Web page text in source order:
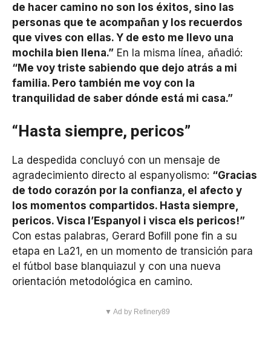
de hacer camino no son los éxitos, sino las
personas que te acompañan y los recuerdos
que vives con ellas. Y de esto me llevo una
mochila bien llena.” En la misma línea, añadió:
“Me voy triste sabiendo que dejo atrás a mi
familia. Pero también me voy con la
tranquilidad de saber dónde está mi casa.”
“Hasta siempre, pericos”
La despedida concluyó con un mensaje de
agradecimiento directo al espanyolismo: “Gracias
de todo corazón por la confianza, el afecto y
los momentos compartidos. Hasta siempre,
pericos. Visca l’Espanyol i visca els pericos!”
Con estas palabras, Gerard Bofill pone fin a su
etapa en La21, en un momento de transición para
el fútbol base blanquiazul y con una nueva
orientación metodológica en camino.
▼ Ad by Refinery89